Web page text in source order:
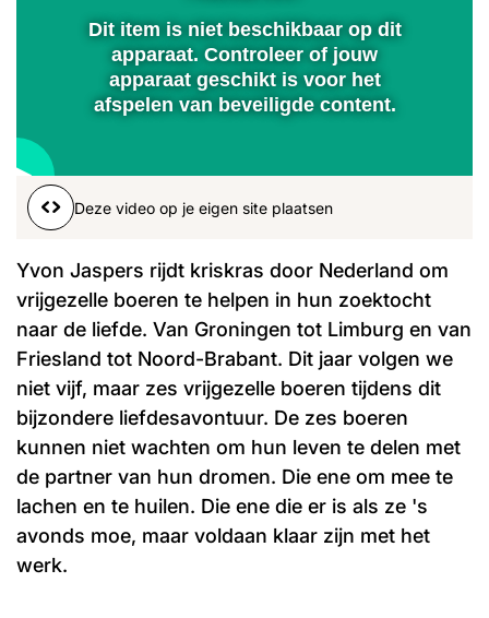
Afspelen
00:01
Dit item is niet beschikbaar op dit
apparaat. Controleer of jouw
apparaat geschikt is voor het
afspelen van beveiligde content.
Deze video op je eigen site plaatsen
Yvon Jaspers rijdt kriskras door Nederland om
vrijgezelle boeren te helpen in hun zoektocht
naar de liefde. Van Groningen tot Limburg en van
Friesland tot Noord-Brabant. Dit jaar volgen we
niet vijf, maar zes vrijgezelle boeren tijdens dit
bijzondere liefdesavontuur. De zes boeren
kunnen niet wachten om hun leven te delen met
de partner van hun dromen. Die ene om mee te
lachen en te huilen. Die ene die er is als ze 's
avonds moe, maar voldaan klaar zijn met het
werk.